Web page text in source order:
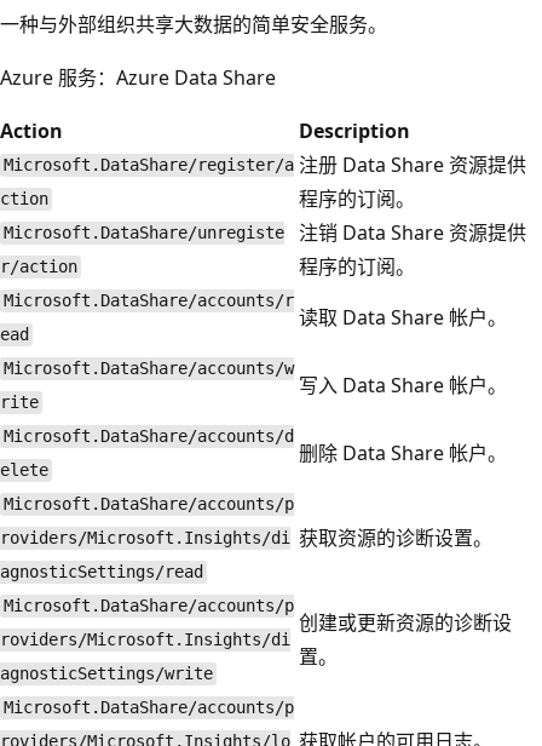
一种与外部组织共享大数据的简单安全服务。
Azure 服务：Azure Data Share
Action
Description
Microsoft.DataShare/register/a
ction
注册 Data Share 资源提供
程序的订阅。
Microsoft.DataShare/unregiste
r/action
注销 Data Share 资源提供
程序的订阅。
Microsoft.DataShare/accounts/r
ead
读取 Data Share 帐户。
Microsoft.DataShare/accounts/w
rite
写入 Data Share 帐户。
Microsoft.DataShare/accounts/d
elete
删除 Data Share 帐户。
Microsoft.DataShare/accounts/p
roviders/Microsoft.Insights/di
agnosticSettings/read
获取资源的诊断设置。
Microsoft.DataShare/accounts/p
roviders/Microsoft.Insights/di
agnosticSettings/write
创建或更新资源的诊断设
置。
Microsoft.DataShare/accounts/p
roviders/Microsoft.Insights/lo 获取帐户的可用日志。